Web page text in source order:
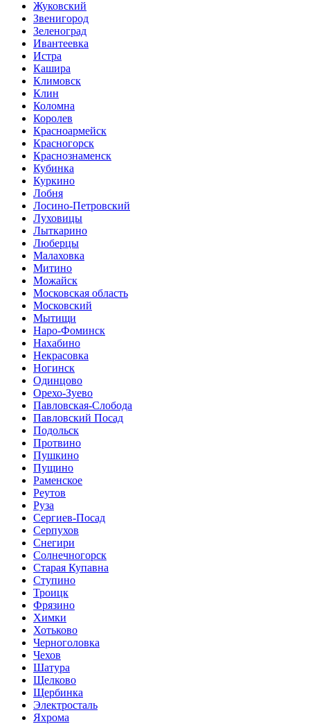
Жуковский
Звенигород
Зеленоград
Ивантеевка
Истра
Кашира
Климовск
Клин
Коломна
Королев
Красноармейск
Красногорск
Краснознаменск
Кубинка
Куркино
Лобня
Лосино-Петровский
Луховицы
Лыткарино
Люберцы
Малаховка
Митино
Можайск
Московская область
Московский
Мытищи
Наро-Фоминск
Нахабино
Некрасовка
Ногинск
Одинцово
Орехо-Зуево
Павловская-Слобода
Павловский Посад
Подольск
Протвино
Пушкино
Пущино
Раменское
Реутов
Руза
Сергиев-Посад
Серпухов
Снегири
Солнечногорск
Старая Купавна
Ступино
Троицк
Фрязино
Химки
Хотьково
Черноголовка
Чехов
Шатура
Щелково
Щербинка
Электросталь
Яхрома